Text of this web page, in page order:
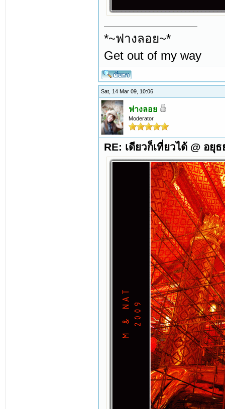
*~ฟางลอย~*
Get out of my way
Sat, 14 Mar 09, 10:06
ฟางลอย
Moderator
RE: เดียวก็เที่ยวได้ @ อยุ